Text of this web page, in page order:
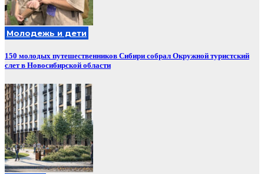
Молодежь и дети
150 молодых путешественников Сибири собрал Окружной туристский
слет в Новосибирской области